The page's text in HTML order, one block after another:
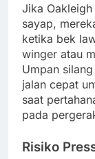
Jika
sayap,
ketika bek
winger atau
Umpan
jalan cepat
saat
pada
Risiko